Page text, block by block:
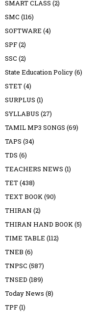
SMART CLASS (2)
SMC (116)
SOFTWARE (4)
SPF(2)
SSC (2)
State Education Policy(6)
STET(4)
SURPLUS (1)
SYLLABUS (27)
TAMIL MP3 SONGS (69)
TAPS (34)
TDS (6)
TEACHERS NEWS (1)
TET(438)
TEXT BOOK(90)
THIRAN (2)
THIRAN HAND BOOK(5)
TIME TABLE (112)
TNEB (6)
TNPSC (587)
TNSED (189)
Today News (8)
TPF(1)